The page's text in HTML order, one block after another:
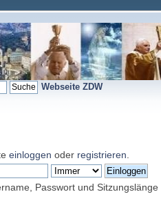
Webseite ZDW
einloggen oder registrieren
Passwort und Sitzungslänge